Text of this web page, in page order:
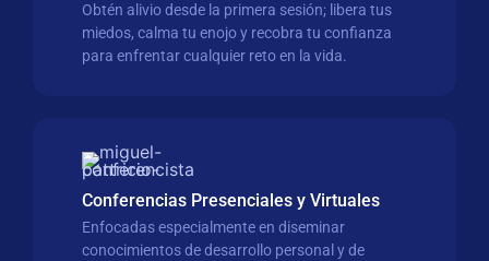
Obtén alivio desde la primera sesión; libera tus
miedos, calma tu enojo y recobra tu confianza
para enfrentar cualquier reto en la vida.
Conferencias Presenciales y Virtuales
Enfocadas especialmente en diseminar
conocimientos de desarrollo personal y de